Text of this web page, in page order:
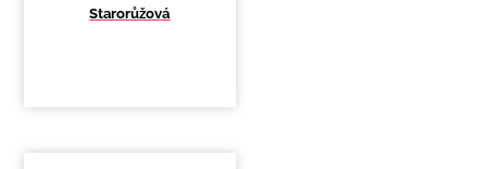
Starorůžová